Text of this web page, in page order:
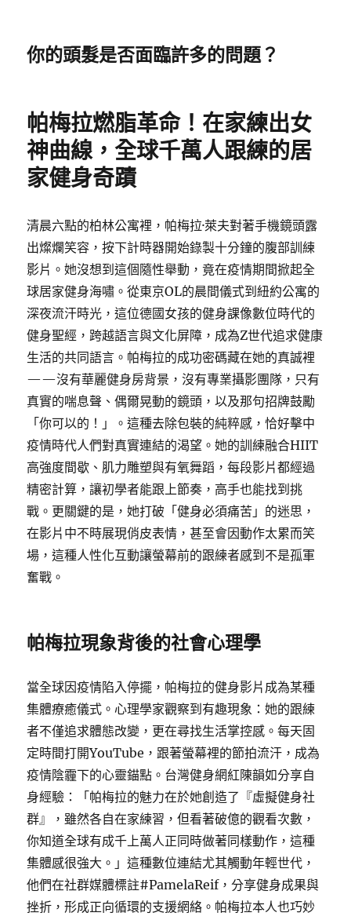
你的頭髮是否面臨許多的問題？
帕梅拉燃脂革命！在家練出女
神曲線，全球千萬人跟練的居
家健身奇蹟
清晨六點的柏林公寓裡，帕梅拉·萊夫對著手機鏡頭露
出燦爛笑容，按下計時器開始錄製十分鐘的腹部訓練
影片。她沒想到這個隨性舉動，竟在疫情期間掀起全
球居家健身海嘯。從東京OL的晨間儀式到紐約公寓的
深夜流汗時光，這位德國女孩的健身課像數位時代的
健身聖經，跨越語言與文化屏障，成為Z世代追求健康
生活的共同語言。帕梅拉的成功密碼藏在她的真誠裡
——沒有華麗健身房背景，沒有專業攝影團隊，只有
真實的喘息聲、偶爾晃動的鏡頭，以及那句招牌鼓勵
「你可以的！」。這種去除包裝的純粹感，恰好擊中
疫情時代人們對真實連結的渴望。她的訓練融合HIIT
高強度間歇、肌力雕塑與有氧舞蹈，每段影片都經過
精密計算，讓初學者能跟上節奏，高手也能找到挑
戰。更關鍵的是，她打破「健身必須痛苦」的迷思，
在影片中不時展現俏皮表情，甚至會因動作太累而笑
場，這種人性化互動讓螢幕前的跟練者感到不是孤軍
奮戰。
帕梅拉現象背後的社會心理學
當全球因疫情陷入停擺，帕梅拉的健身影片成為某種
集體療癒儀式。心理學家觀察到有趣現象：她的跟練
者不僅追求體態改變，更在尋找生活掌控感。每天固
定時間打開YouTube，跟著螢幕裡的節拍流汗，成為
疫情陰霾下的心靈錨點。台灣健身網紅陳韻如分享自
身經驗：「帕梅拉的魅力在於她創造了『虛擬健身社
群』，雖然各自在家練習，但看著破億的觀看次數，
你知道全球有成千上萬人正同時做著同樣動作，這種
集體感很強大。」這種數位連結尤其觸動年輕世代，
他們在社群媒體標註#PamelaReif，分享健身成果與
挫折，形成正向循環的支援網絡。帕梅拉本人也巧妙